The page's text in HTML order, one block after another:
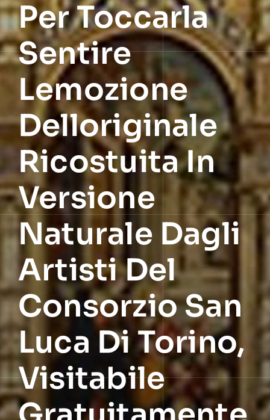
Per Toccarla
Sentire
Lemozione
Delloriginale
Ricostuita In
Versione
Naturale Dagli
Artisti Del
Consorzio San
Luca Di Torino,
Visitabile